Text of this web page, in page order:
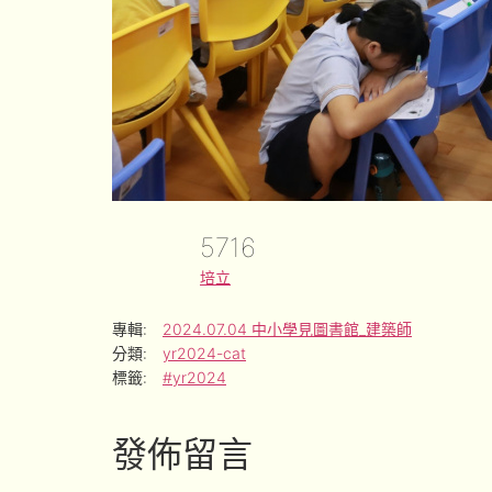
5716
培立
專輯:
2024.07.04 中小學見圖書館_建築師
分類:
yr2024-cat
標籤:
#yr2024
發佈留言